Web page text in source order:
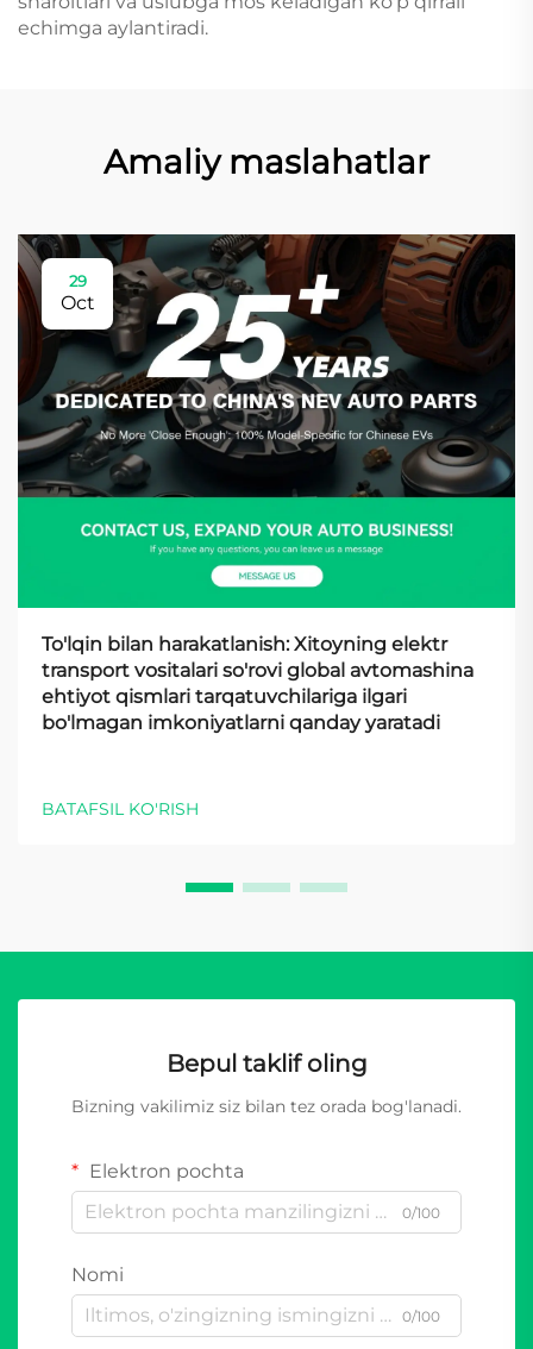
echimga aylantiradi.
Amaliy maslahatlar
29
Oct
To'lqin bilan harakatlanish: Xitoyning elektr
transport vositalari so'rovi global avtomashina
ehtiyot qismlari tarqatuvchilariga ilgari
bo'lmagan imkoniyatlarni qanday yaratadi
BATAFSIL KO'RISH
Bepul taklif oling
Bizning vakilimiz siz bilan tez orada bog'lanadi.
Elektron pochta
0/100
Nomi
0/100